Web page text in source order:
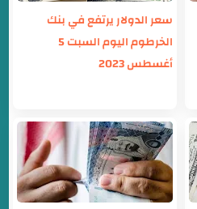
سعر الدولار يرتفع في بنك
الخرطوم اليوم السبت 5
أغسطس 2023